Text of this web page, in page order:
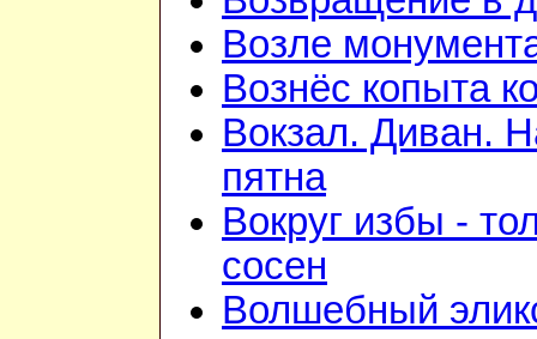
Возле
Вознёс копыта
Вокзал. Диван.
пятна
Вокруг избы -
сосен
Волшебный